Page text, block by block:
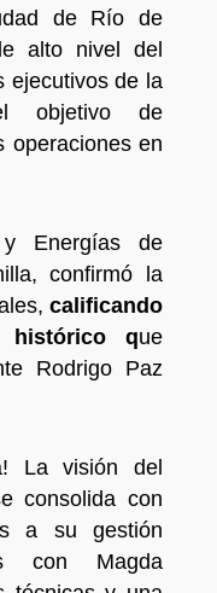
de Río de
alto nivel del
ejecutivos de la
objetivo de
operaciones en
Energías de
confirmó la
calificando
histórico que
Rodrigo Paz
La visión del
consolida con
a su gestión
con Magda